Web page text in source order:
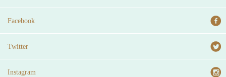
Facebook
Twitter
Instagram